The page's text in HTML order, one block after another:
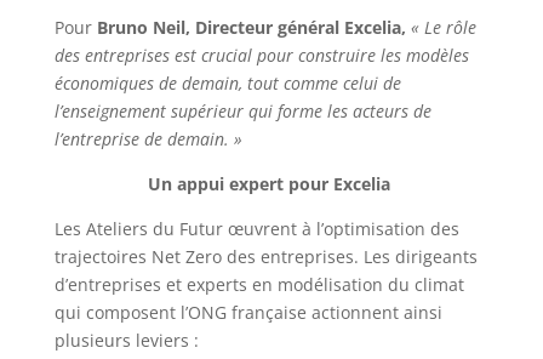
Pour Bruno Neil, Directeur général Excelia, « Le rôle
des entreprises est crucial pour construire les modèles
économiques de demain, tout comme celui de
l’enseignement supérieur qui forme les acteurs de
l’entreprise de demain. »
Un appui expert pour Excelia
Les Ateliers du Futur œuvrent à l’optimisation des
trajectoires Net Zero des entreprises. Les dirigeants
d’entreprises et experts en modélisation du climat
qui composent l’ONG française actionnent ainsi
plusieurs leviers :